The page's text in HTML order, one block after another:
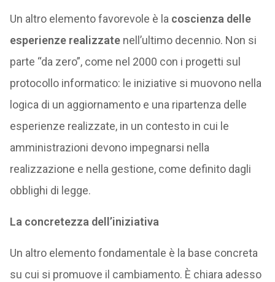
Un altro elemento favorevole è la coscienza delle
esperienze realizzatenell’ultimo decennio. Non si
parte “da zero”, come nel 2000 con i progetti sul
protocollo informatico: le iniziative si muovono nella
logica di un aggiornamento e una ripartenza delle
esperienze realizzate, in un contesto in cui le
amministrazioni devono impegnarsi nella
realizzazione e nella gestione, come definito dagli
obblighi di legge.
La concretezza dell’iniziativa
Un altro elemento fondamentale è la base concreta
su cui si promuove il cambiamento. È chiara adesso